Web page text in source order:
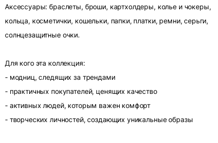
Аксессуары: браслеты, броши, картхолдеры, колье и чокеры,
кольца, косметички, кошельки, папки, платки, ремни, серьги,
солнцезащитные очки.
Для кого эта коллекция:
- модниц, следящих за трендами
- практичных покупателей, ценящих качество
- активных людей, которым важен комфорт
- творческих личностей, создающих уникальные образы